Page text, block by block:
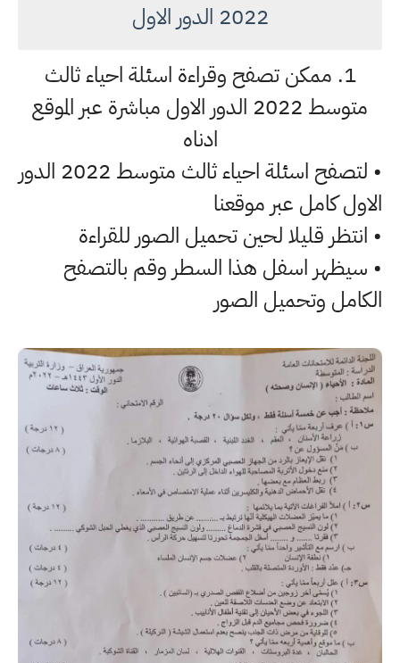
2022 الدور الاول
1. ممكن تصفح وقراءة اسئلة احياء ثالث
متوسط 2022 الدور الاول مباشرة عبر الموقع
ادناه
• لتصفح اسئلة احياء ثالث متوسط 2022 الدور
الاول كامل عبر موقعنا
• انتظر قليلا لحين تحميل الصور للقراءة
• سيظهر اسفل هذا السطر وقم بالتصفح
الكامل وتحميل الصور